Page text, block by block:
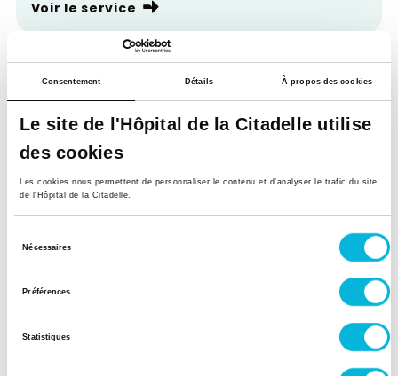
Consentement Détails À propos des cookies
Le site de l'Hôpital de la Citadelle utilise
des cookies
Les cookies nous permettent de personnaliser le contenu et d’analyser le trafic du site
de l'Hôpital de la Citadelle.
Nécessaires
Préférences
Statistiques
Voir le service
Centre de Procréation Médicalement
Assistée (CPMA)
Voir le service
Centre Lotus (Planning familial)
Voir le service
l'obésité et du sein
Voir le service